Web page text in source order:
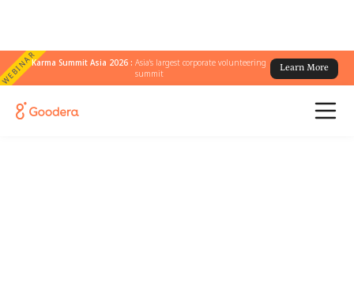
WEBINARKarma Summit Asia 2026 :Asia's largest corporate volunteering
summit
Learn More